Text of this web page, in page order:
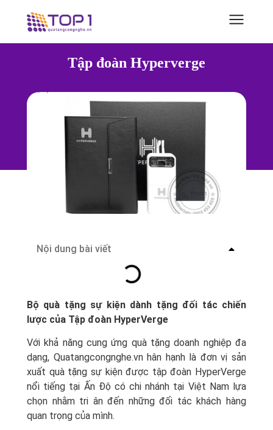
Tập đoàn Hyperverge
Bộ quà tặng sự kiện dành tặng đối tác chiến
lược của Tập đoàn HyperVerge
Với khả năng cung ứng quà tặng doanh nghiệp đa
dạng, Quatangcongnghe.vn hân hạnh là đơn vị sản
xuất quà tặng sự kiện được tập đoàn HyperVerge
nổi tiếng tại Ấn Độ có chi nhánh tại Việt Nam lựa
chọn nhằm tri ân đến những đối tác khách hàng
quan trọng của mình.
Nội dung bài viết